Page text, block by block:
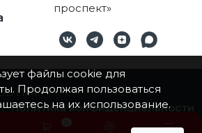
проспект»
П.М.
Политика конфиденциальности
файлы cookie для
Продолжая пользоваться
на их использование.